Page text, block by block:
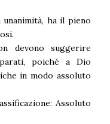
unanimità, ha il pieno
devono suggerire
poiché a Dio
in modo assoluto
Assoluto